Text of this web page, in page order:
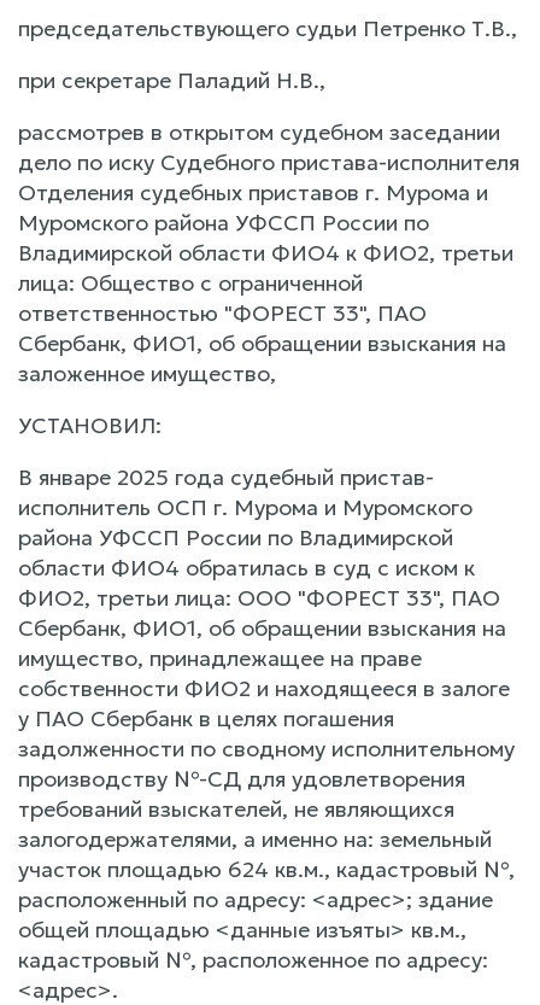
председательствующего судьи Петренко Т.В.,
при секретаре Паладий Н.В.,
рассмотрев в открытом судебном заседании
дело по иску Судебного пристава-исполнителя
Отделения судебных приставов г. Мурома и
Муромского района УФССП России по
Владимирской области ФИО4 к ФИО2, третьи
лица: Общество с ограниченной
ответственностью "ФОРЕСТ 33", ПАО
Сбербанк, ФИО1, об обращении взыскания на
заложенное имущество,
УСТАНОВИЛ:
В январе 2025 года судебный пристав-
исполнитель ОСП г. Мурома и Муромского
района УФССП России по Владимирской
области ФИО4 обратилась в суд с иском к
ФИО2, третьи лица: ООО "ФОРЕСТ 33", ПАО
Сбербанк, ФИО1, об обращении взыскания на
имущество, принадлежащее на праве
собственности ФИО2 и находящееся в залоге
у ПАО Сбербанк в целях погашения
задолженности по сводному исполнительному
производству №-СД для удовлетворения
требований взыскателей, не являющихся
залогодержателями, а именно на: земельный
участок площадью 624 кв.м., кадастровый №,
расположенный по адресу: <адрес>; здание
общей площадью <данные изъяты> кв.м.,
кадастровый №, расположенное по адресу:
<адрес>.